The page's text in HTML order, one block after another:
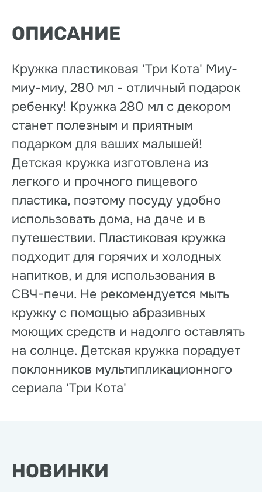
ОПИСАНИЕ
Кружка пластиковая 'Три Кота' Миу-
миу-миу, 280 мл - отличный подарок
ребенку! Кружка 280 мл с декором
станет полезным и приятным
подарком для ваших малышей!
Детская кружка изготовлена из
легкого и прочного пищевого
пластика, поэтому посуду удобно
использовать дома, на даче и в
путешествии. Пластиковая кружка
подходит для горячих и холодных
напитков, и для использования в
СВЧ-печи. Не рекомендуется мыть
кружку с помощью абразивных
моющих средств и надолго оставлять
на солнце. Детская кружка порадует
поклонников мультипликационного
сериала 'Три Кота'
НОВИНКИ